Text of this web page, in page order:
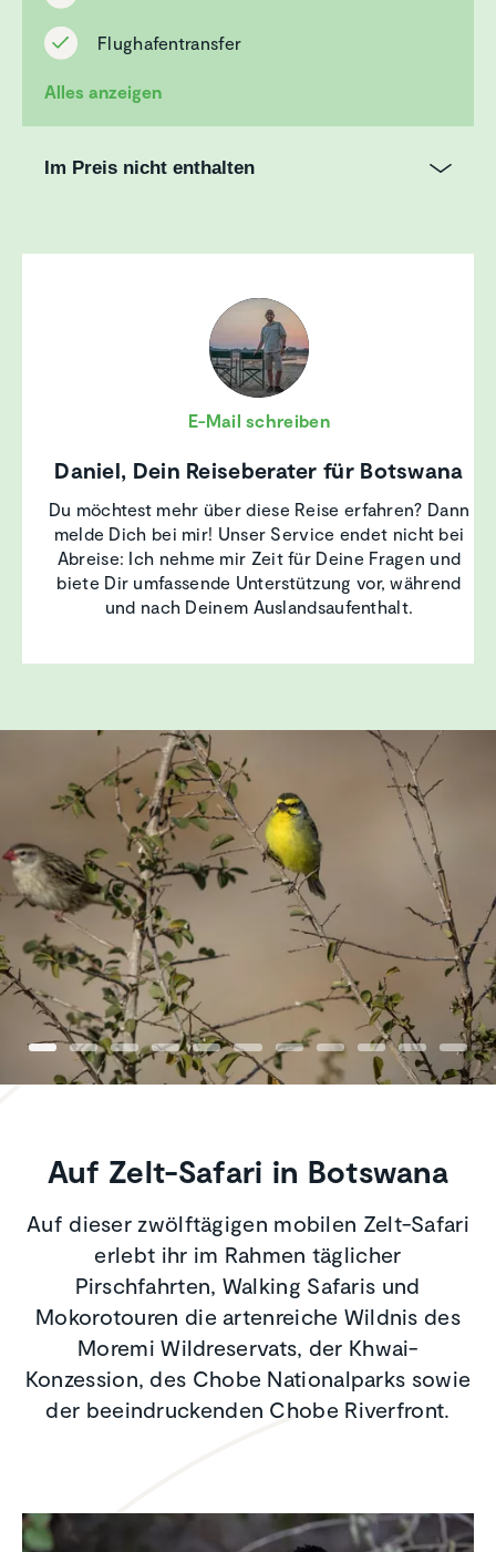
Flughafentransfer
Alles anzeigen
Im Preis nicht enthalten
E-Mail schreiben
Daniel, Dein Reiseberater für Botswana
Du möchtest mehr über diese Reise erfahren? Dann
melde Dich bei mir! Unser Service endet nicht bei
Abreise: Ich nehme mir Zeit für Deine Fragen und
biete Dir umfassende Unterstützung vor, während
und nach Deinem Auslandsaufenthalt.
Auf Zelt-Safari in Botswana
Auf dieser zwölftägigen mobilen Zelt-Safari
erlebt ihr im Rahmen täglicher
Pirschfahrten, Walking Safaris und
Mokorotouren die artenreiche Wildnis des
Moremi Wildreservats, der Khwai-
Konzession, des Chobe Nationalparks sowie
der beeindruckenden Chobe Riverfront.